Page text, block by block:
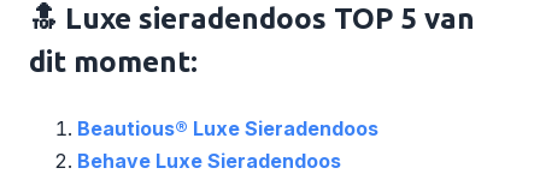
🔝 Luxe sieradendoos TOP 5 van
dit moment:
Beautious® Luxe Sieradendoos
Behave Luxe Sieradendoos